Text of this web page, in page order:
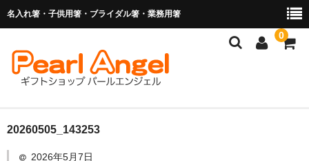
名入れ箸・子供用箸・ブライダル箸・業務用箸
0
商品を探す
お子様の入卒園に
20260505_143253
2026年5月7日